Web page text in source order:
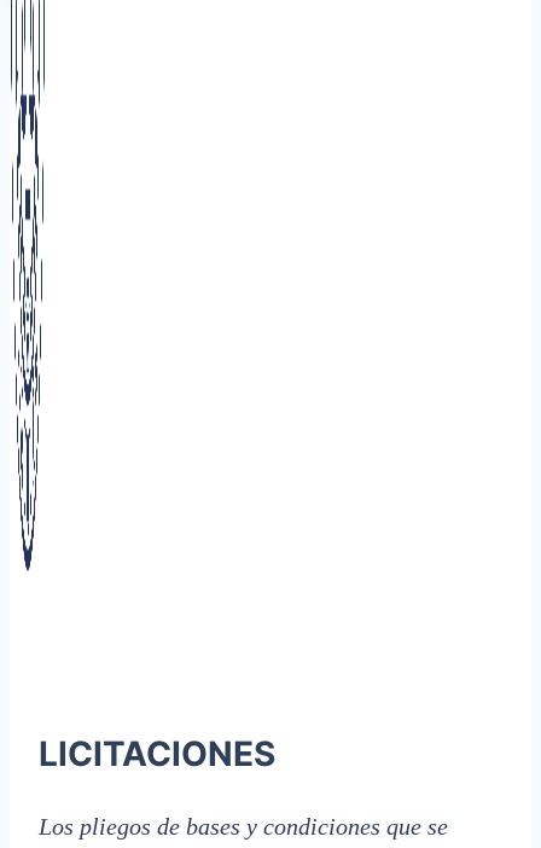
LICITACIONES
Los pliegos de bases y condiciones que se